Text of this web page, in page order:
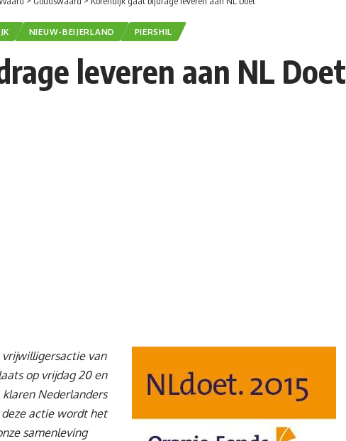
NIEUW-BEIJERLAND PIERSHIL
leveren aan NL Doet
van
op vrijdag 20 en
Nederlanders
actie wordt het
samenleving